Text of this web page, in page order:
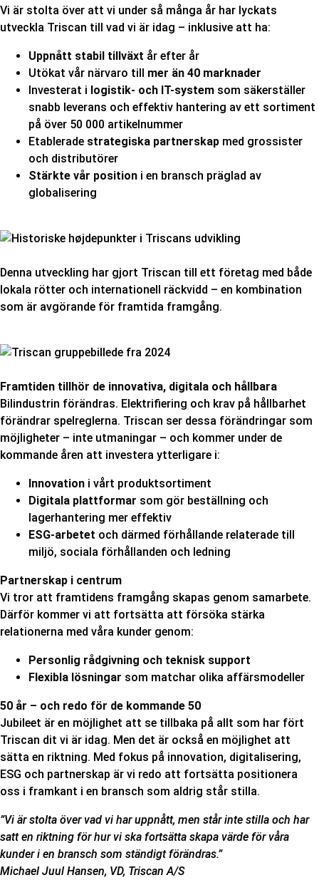
Vi är stolta över att vi under så många år har lyckats
utveckla Triscan till vad vi är idag – inklusive att ha:
Uppnått stabil tillväxt år efter år
Utökat vår närvaro till mer än 40 marknader
Investerat i logistik- och IT-system som säkerställer
snabb leverans och effektiv hantering av ett sortiment
på över 50 000 artikelnummer
Etablerade strategiska partnerskap med grossister
och distributörer
Stärkte vår position i en bransch präglad av
globalisering
Denna utveckling har gjort Triscan till ett företag med både
lokala rötter och internationell räckvidd – en kombination
som är avgörande för framtida framgång.
Framtiden tillhör de innovativa, digitala och hållbara
Bilindustrin förändras. Elektrifiering och krav på hållbarhet
förändrar spelreglerna. Triscan ser dessa förändringar som
möjligheter – inte utmaningar – och kommer under de
kommande åren att investera ytterligare i:
Innovation i vårt produktsortiment
Digitala plattformar som gör beställning och
lagerhantering mer effektiv
ESG-arbetet och därmed förhållande relaterade till
miljö, sociala förhållanden och ledning
Partnerskap i centrum
Vi tror att framtidens framgång skapas genom samarbete.
Därför kommer vi att fortsätta att försöka stärka
relationerna med våra kunder genom:
Personlig rådgivning och teknisk support
Flexibla lösningar som matchar olika affärsmodeller
50 år – och redo för de kommande 50
Jubileet är en möjlighet att se tillbaka på allt som har fört
Triscan dit vi är idag. Men det är också en möjlighet att
sätta en riktning. Med fokus på innovation, digitalisering,
ESG och partnerskap är vi redo att fortsätta positionera
oss i framkant i en bransch som aldrig står stilla.
”Vi är stolta över vad vi har uppnått, men står inte stilla och har
satt en riktning för hur vi ska fortsätta skapa värde för våra
kunder i en bransch som ständigt förändras.”
Michael Juul Hansen, VD, Triscan A/S